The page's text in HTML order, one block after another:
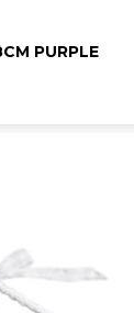
PURPLE